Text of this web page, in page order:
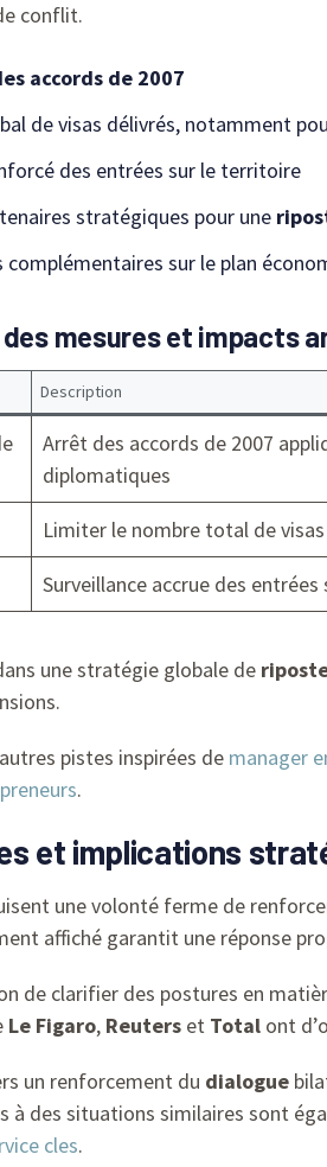
conflit.
accords de 2007
de visas délivrés, notamment
des entrées sur le territoire
stratégiques pour une
complémentaires sur le plan
mesures et impacts
Description
Arrêt des accords de 2007
diplomatiques
Limiter le nombre total de
Surveillance accrue des
une stratégie globale de
pistes inspirées de manager
.
et implications
une volonté ferme de
affiché garantit une réponse
de clarifier des postures en
Le Figaro, Reuters et Total ont
un renforcement du dialogue
à des situations similaires sont
cles.